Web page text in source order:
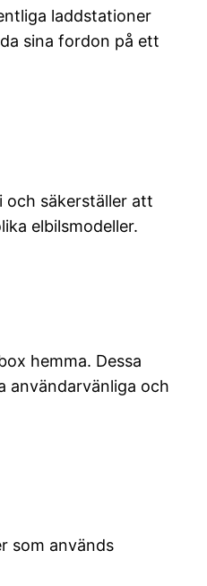
laddstationer
sina fordon på ett
och säkerställer att
elbilsmodeller.
hemma. Dessa
användarvänliga och
som används